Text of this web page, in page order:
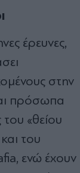
έρευνες,
στην
πρόσωπα
«θείου
του
ενώ έχουν